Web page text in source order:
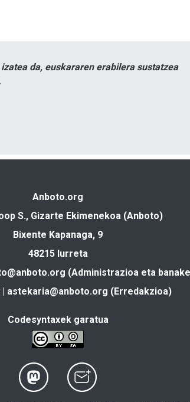
da, euskararen erabilera sustatzea
Anboto.org
S., Gizarte Ekimenekoa (Anboto)
Bixente Kapanaga, 9
48215 Iurreta
(Administrazioa eta
| astekaria@anboto.org (Erredakzioa)
Codesyntaxek garatua